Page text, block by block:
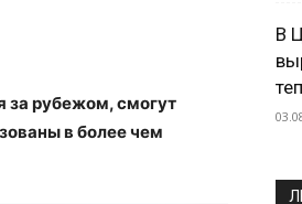
за рубежом, смогут
в более чем
В